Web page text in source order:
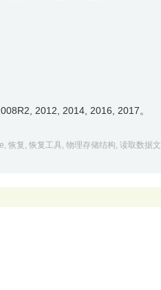
2012, 2014, 2016, 2017。
, 恢复 , 恢复工具, 物理存储结构, 读取数据文